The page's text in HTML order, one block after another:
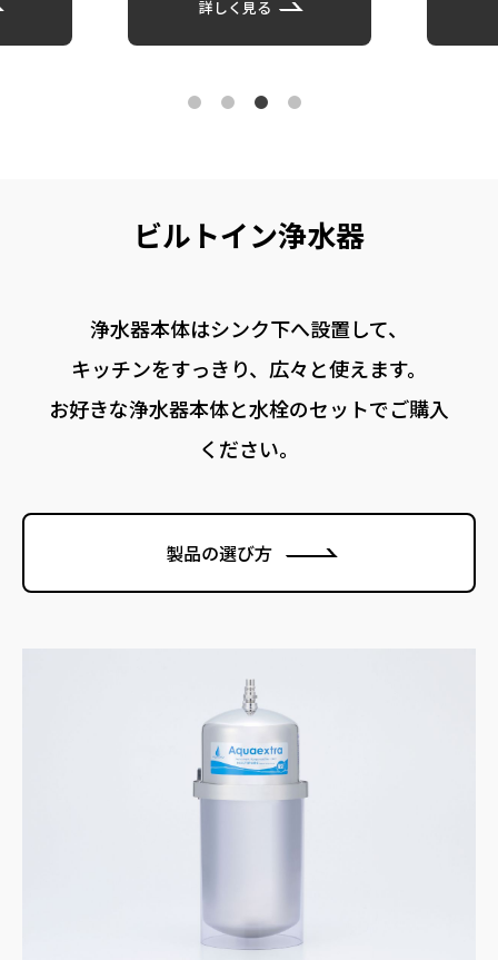
詳しく見る
ビルトイン浄⽔器
浄⽔器本体はシンク下へ設置して、
キッチンをすっきり、 広々と使えます。
お好きな浄⽔器本体と⽔栓のセットでご購⼊
ください。
製品の選び方